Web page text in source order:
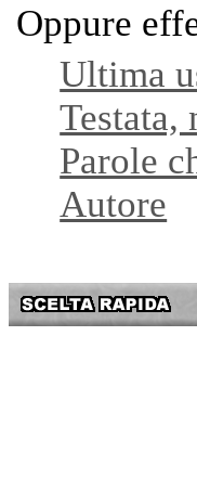
Oppure
Ultima
Testata,
Parole
Autore